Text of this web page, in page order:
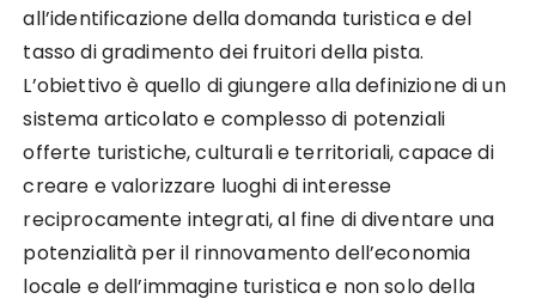
all’identificazione della domanda turistica e del
tasso di gradimento dei fruitori della pista.
L’obiettivo è quello di giungere alla definizione di un
sistema articolato e complesso di potenziali
offerte turistiche, culturali e territoriali, capace di
creare e valorizzare luoghi di interesse
reciprocamente integrati, al fine di diventare una
potenzialità per il rinnovamento dell’economia
locale e dell’immagine turistica e non solo della